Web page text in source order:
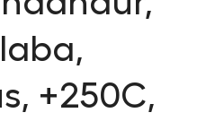
+250C,